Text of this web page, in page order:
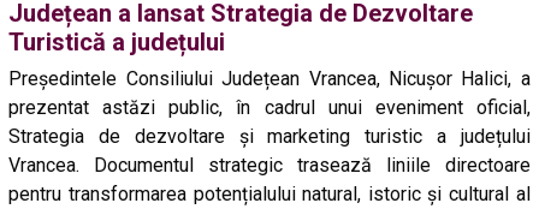
Județean a lansat Strategia de Dezvoltare
Turistică a județului
Președintele Consiliului Județean Vrancea, Nicușor Halici, a
prezentat astăzi public, în cadrul unui eveniment oficial,
Strategia de dezvoltare și marketing turistic a județului
Vrancea. Documentul strategic trasează liniile directoare
pentru transformarea potențialului natural, istoric și cultural al